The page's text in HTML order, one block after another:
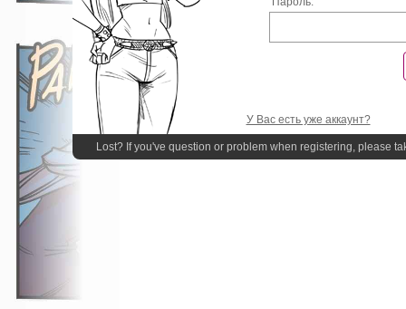
У Вас есть уже аккаунт?
Lost? If you've question or problem when registering, please